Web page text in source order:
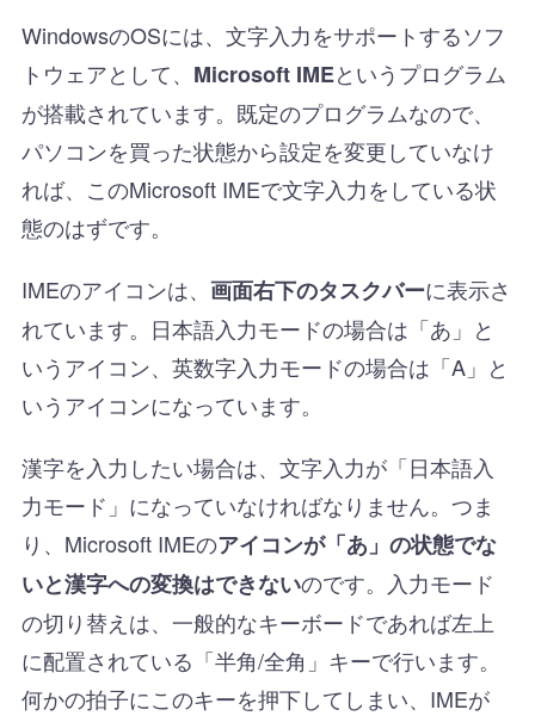
WindowsのOSには、文字入力をサポートするソフ
トウェアとして、 Microsoft IMEというプログラム
が搭載されています。既定のプログラムなので、
パソコンを買った状態から設定を変更していなけ
れば、このMicrosoft IMEで文字入力をしている状
態のはずです。
IMEのアイコンは、 画面右下のタスクバーに表示さ
れています。日本語入力モードの場合は「あ」と
いうアイコン、英数字入力モードの場合は「A」と
いうアイコンになっています。
漢字を入力したい場合は、文字入力が「日本語入
力モード」になっていなければなりません。つま
り、Microsoft IMEのアイコンが「あ」の状態でな
いと漢字への変換はできないのです。入力モード
の切り替えは、一般的なキーボードであれば左上
に配置されている「半角/全角」キーで行います。
何かの拍子にこのキーを押下してしまい、IMEが